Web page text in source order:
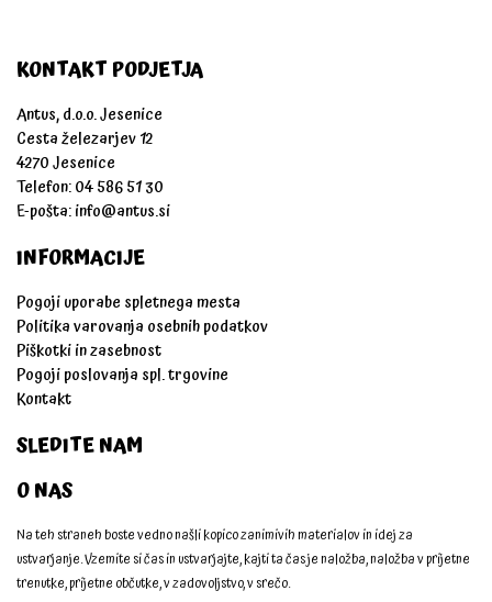
KONTAKT PODJETJA
Antus, d.o.o. Jesenice
Cesta železarjev 12
4270 Jesenice
Telefon: 04 586 51 30
E-pošta:info@antus.si
INFORMACIJE
Pogoji uporabe spletnega mesta
Politika varovanja osebnih podatkov
Piškotki in zasebnost
Pogoji poslovanja spl. trgovine
Kontakt
SLEDITE NAM
O NAS
Na teh straneh boste vedno našli kopico zanimivih materialov in idej za
ustvarjanje. Vzemite si čas in ustvarjajte, kajti ta čas je naložba, naložba v prijetne
trenutke, prijetne občutke, v zadovoljstvo, v srečo.